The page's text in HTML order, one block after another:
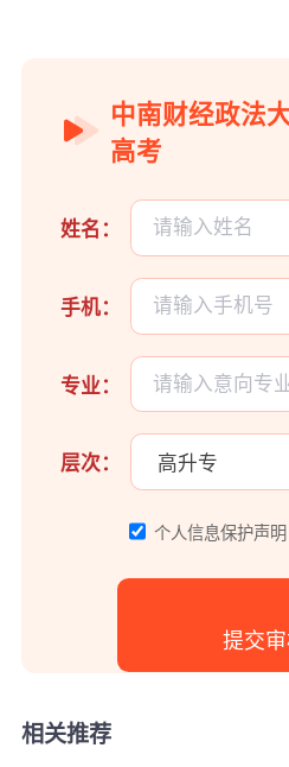
中南财经政法
高考
姓名：
手机：
专业：
层次：
个人信息保护声明
相关推荐